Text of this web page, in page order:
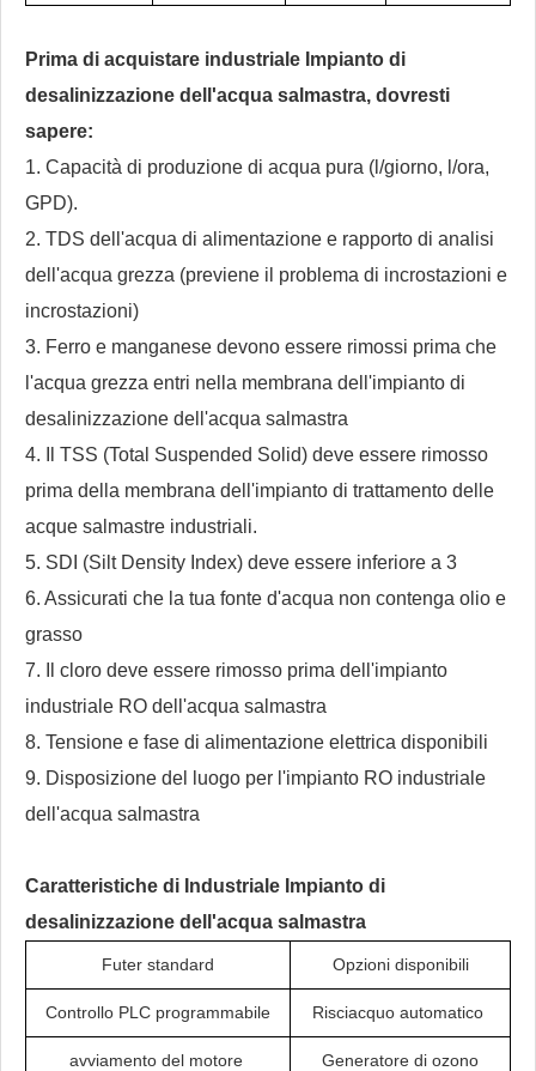
Prima di acquistare industriale Impianto di
desalinizzazione dell'acqua salmastra, dovresti
sapere:
1. Capacità di produzione di acqua pura (l/giorno, l/ora,
GPD).
2. TDS dell'acqua di alimentazione e rapporto di analisi
dell'acqua grezza (previene il problema di incrostazioni e
incrostazioni)
3. Ferro e manganese devono essere rimossi prima che
l'acqua grezza entri nella membrana dell'impianto di
desalinizzazione dell'acqua salmastra
4. Il TSS (Total Suspended Solid) deve essere rimosso
prima della membrana dell'impianto di trattamento delle
acque salmastre industriali.
5. SDI (Silt Density Index) deve essere inferiore a 3
6. Assicurati che la tua fonte d'acqua non contenga olio e
grasso
7. Il cloro deve essere rimosso prima dell'impianto
industriale RO dell'acqua salmastra
8. Tensione e fase di alimentazione elettrica disponibili
9. Disposizione del luogo per l'impianto RO industriale
dell'acqua salmastra
Caratteristiche di Industriale Impianto di
desalinizzazione dell'acqua salmastra
Futer standard Opzioni disponibili
Controllo PLC programmabile Risciacquo automatico
avviamento del motore Generatore di ozono